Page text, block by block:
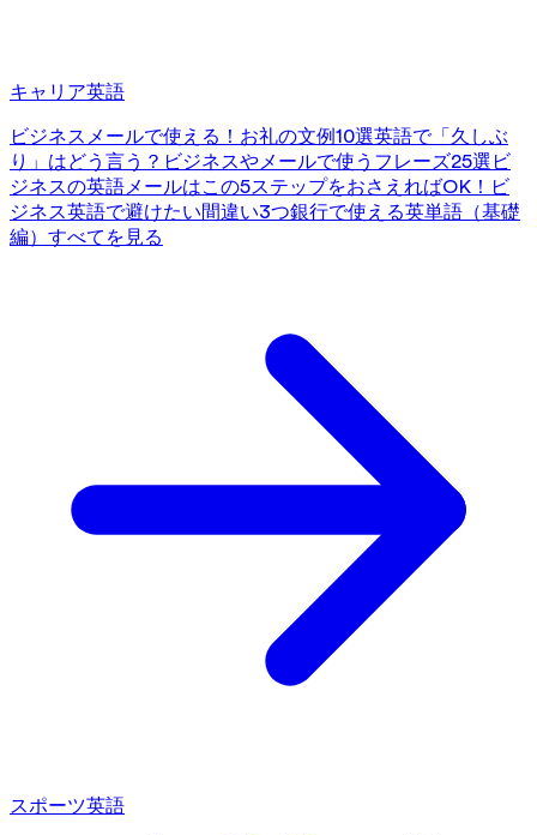
キャリア英語
ビジネスメールで使える！お礼の文例10選英語で「久しぶ
り」はどう言う？ビジネスやメールで使うフレーズ25選 ビ
ジネスの英語メールはこの5ステップをおさえればOK！ ビ
ジネス英語で避けたい間違い3つ銀行で使える英単語（基礎
編） すべてを見る
スポーツ英語